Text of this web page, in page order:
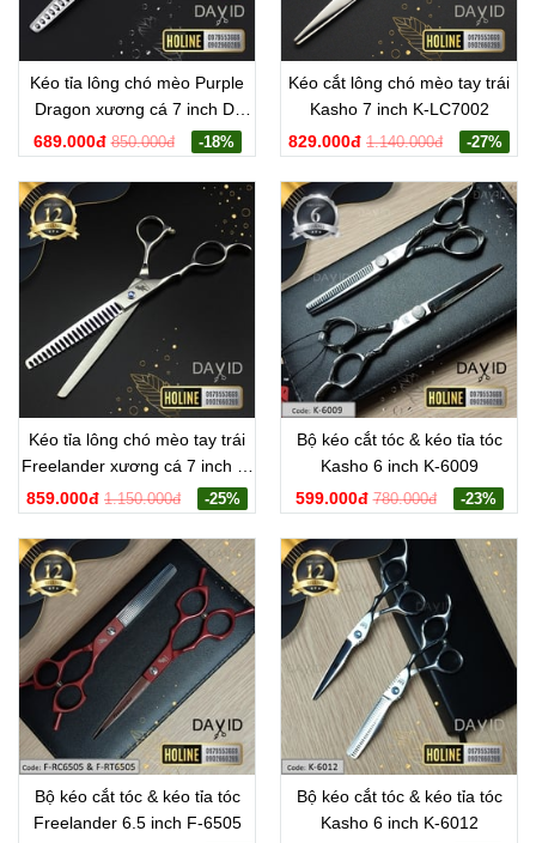
Kéo tỉa lông chó mèo Purple
Dragon xương cá 7 inch D-
RX7003
689.000đ 850.000đ -18%
Kéo cắt lông chó mèo tay trái
Kasho 7 inch K-LC7002
829.000đ 1.140.000đ -27%
Kéo tỉa lông chó mèo tay trái
Freelander xương cá 7 inch F-
LX7001
859.000đ 1.150.000đ -25%
Bộ kéo cắt tóc & kéo tỉa tóc
Kasho 6 inch K-6009
599.000đ 780.000đ -23%
Bộ kéo cắt tóc & kéo tỉa tóc
Freelander 6.5 inch F-6505
Bộ kéo cắt tóc & kéo tỉa tóc
Kasho 6 inch K-6012